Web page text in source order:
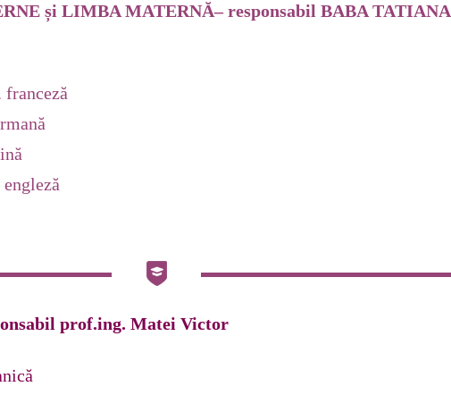
și LIMBA MATERNĂ– responsabil BABA TATIANA
franceză
prof.ing. Matei Victor